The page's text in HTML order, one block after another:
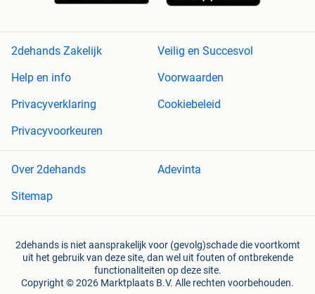
2dehands Zakelijk
Veilig en Succesvol
Help en info
Voorwaarden
Privacyverklaring
Cookiebeleid
Privacyvoorkeuren
Over 2dehands
Adevinta
Sitemap
2dehands is niet aansprakelijk voor (gevolg)schade die voortkomt
uit het gebruik van deze site, dan wel uit fouten of ontbrekende
functionaliteiten op deze site.
Copyright © 2026 Marktplaats B.V. Alle rechten voorbehouden.